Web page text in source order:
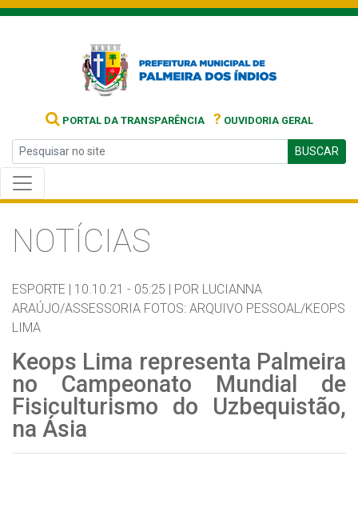
PORTAL DA TRANSPARÊNCIA ? OUVIDORIA GERAL
BUSCAR
NOTÍCIAS
ESPORTE | 10.10.21 - 05:25 | POR LUCIANNA
ARAÚJO/ASSESSORIA FOTOS: ARQUIVO PESSOAL/KEOPS
LIMA
Keops Lima representa Palmeira
no Campeonato Mundial de
Fisiculturismo do Uzbequistão,
na Ásia